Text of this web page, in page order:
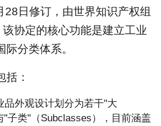
日修订，由世界知识产权组
协定的核心功能是建立工业
分类体系。
括：
品外观设计划分为若干"大
子类"（Subclasses），目前涵盖